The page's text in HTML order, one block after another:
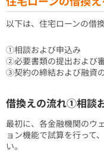
以下は、住宅ローンの借
①相談および申込み
②必要書類の提出および
③契約の締結および融資
借換えの流れ①相談
最初に、各金融機関のウ
ョン機能で試算を行って
い。